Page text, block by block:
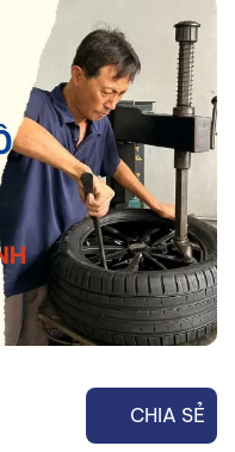
CHIA SẺ